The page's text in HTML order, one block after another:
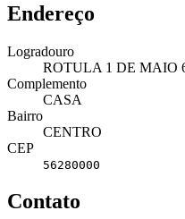
Endereço
Logradouro
ROTULA 1 DE MAIO
Complemento
CASA
Bairro
CENTRO
CEP
56280000
Contato